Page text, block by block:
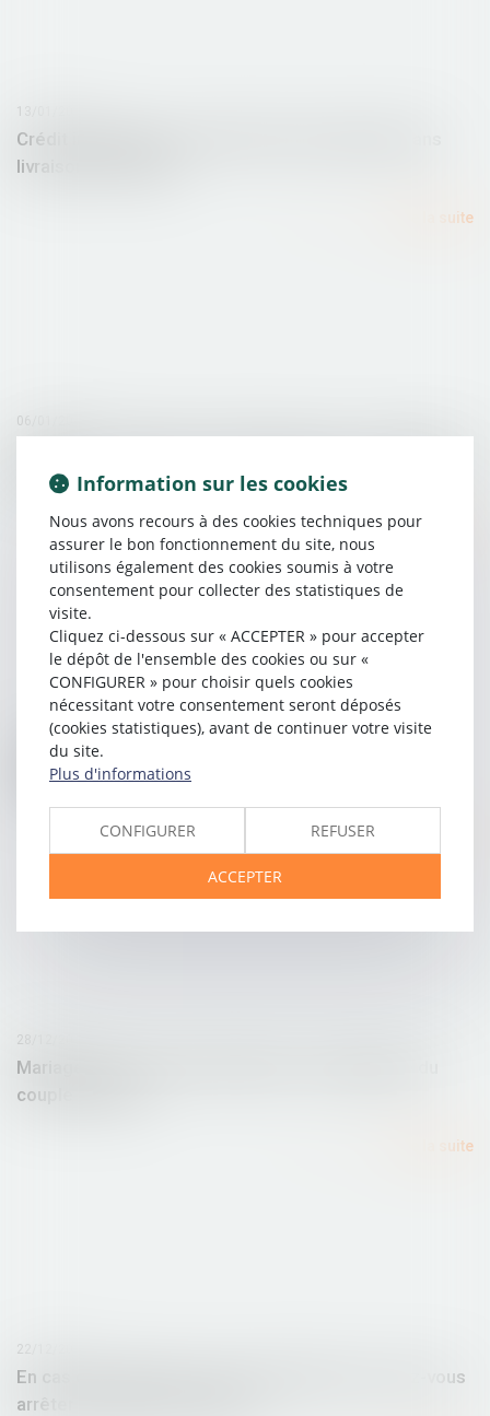
Crédit immobilier : remboursement suspendu sans
livraison de la VEFA
13/01/2016
Lire la suite
Palais
06/01/2016
Lire la suite
Quand les bailleurs sont incités à louer leur bien
immobilier
05/01/2016
Mariage, divorce, garde partagée : radiographie du
couple français
Lire la suite
En cas de conflit avec votre propriétaire, pouvez-vous
arrêter de payer votre loyer ?
22/12/2015
Information sur les cookies
Nous avons recours à des cookies techniques pour
assurer le bon fonctionnement du site, nous
utilisons également des cookies soumis à votre
consentement pour collecter des statistiques de
visite.
Cliquez ci-dessous sur « ACCEPTER » pour accepter
le dépôt de l'ensemble des cookies ou sur «
CONFIGURER » pour choisir quels cookies
nécessitant votre consentement seront déposés
(cookies statistiques), avant de continuer votre visite
du site.
Plus d'informations
CONFIGURER REFUSER
ACCEPTER